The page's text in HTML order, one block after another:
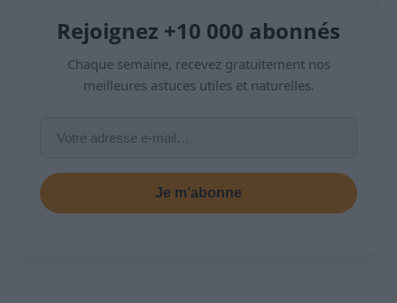
Rejoignez +10 000 abonnés
Chaque semaine, recevez gratuitement nos
meilleures astuces utiles et naturelles.
Je m’abonne